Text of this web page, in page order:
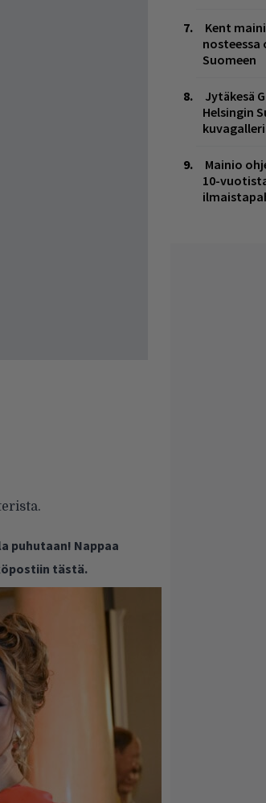
puhutaan! Nappaa
tästä.
Kent
nosteessa
Suomeen
Jytäkesä
Helsingin
Mainio
10-